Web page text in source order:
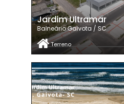
Jardim Ultramar
Balneário Gaivota / SC
Terreno